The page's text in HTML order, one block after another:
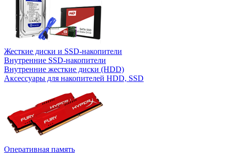
Жесткие диски и SSD-накопители
Внутренние SSD-накопители
Внутренние жесткие диски (HDD)
Аксессуары для накопителей HDD, SSD
Оперативная память